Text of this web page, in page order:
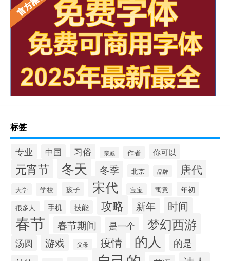
标签
专业 中国 习俗 亲戚 作者 你可以
元宵节 冬天 冬季 北京 品牌 唐代
大学 学校 孩子 宋代 宝宝 寓意 年初
很多人 手机 技能 攻略 新年 时间
春节 春节期间 是一个 梦幻西游
汤圆 游戏 父母 疫情 的人 的是